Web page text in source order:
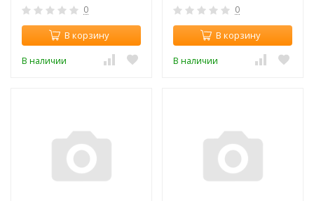
0
В корзину
В наличии
0
В корзину
В наличии